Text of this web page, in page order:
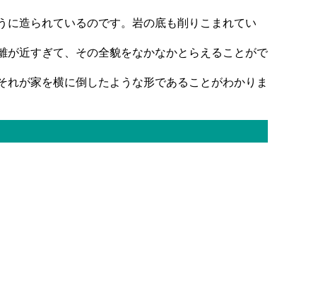
造られているのです。岩の底も削りこまれてい
近すぎて、その全貌をなかなかとらえることがで
が家を横に倒したような形であることがわかりま